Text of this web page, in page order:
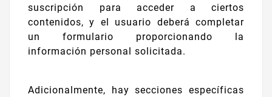
suscripción para acceder a ciertos
contenidos, y el usuario deberá completar
un formulario proporcionando la
información personal solicitada.
Adicionalmente, hay secciones específicas